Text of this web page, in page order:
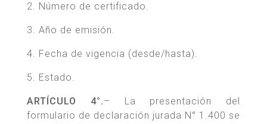
2. Número de certificado.
3. Año de emisión.
4. Fecha de vigencia (desde/hasta).
5. Estado.
ARTÍCULO 4°.– La presentación del
formulario de declaración jurada N° 1.400 se